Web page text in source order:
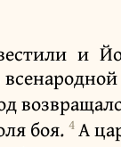
и
боя. 4А